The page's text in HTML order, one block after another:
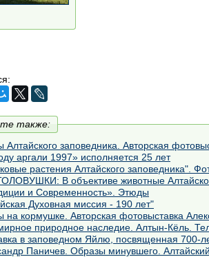
также:
Алтайского заповедника. Авторская
аргали 1997» исполняется 25 лет
растения Алтайского заповедника".
В объективе животные
и Современность». Этюды
Духовная миссия - 190 лет"
на кормушке. Авторская фотовыставка
природное наследие. Алтын-Кёль.
в заповедном Яйлю, посвященная 700-
Паничев. Образы минувшего.